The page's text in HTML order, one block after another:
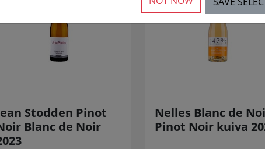
Stodden Pinot
Blanc de Noir
Nelles Blanc de
Pinot Noir kuiva